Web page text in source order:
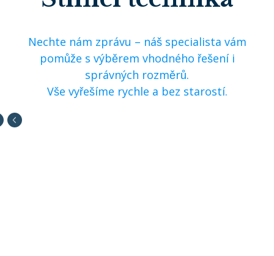
Nechte nám zprávu – náš specialista vám
pomůže s výběrem vhodného řešení i
správných rozměrů.
Vše vyřešíme rychle a bez starostí.